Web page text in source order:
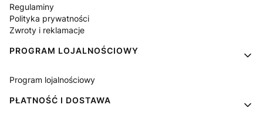
Regulaminy
Polityka prywatności
Zwroty i reklamacje
PROGRAM LOJALNOŚCIOWY
Program lojalnościowy
PŁATNOŚĆ I DOSTAWA